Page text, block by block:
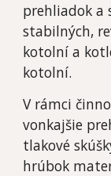
prehliadok a
stabilných,
kotolní a
kotolní.
V rámci
vonkajšie
tlakové
hrúbok